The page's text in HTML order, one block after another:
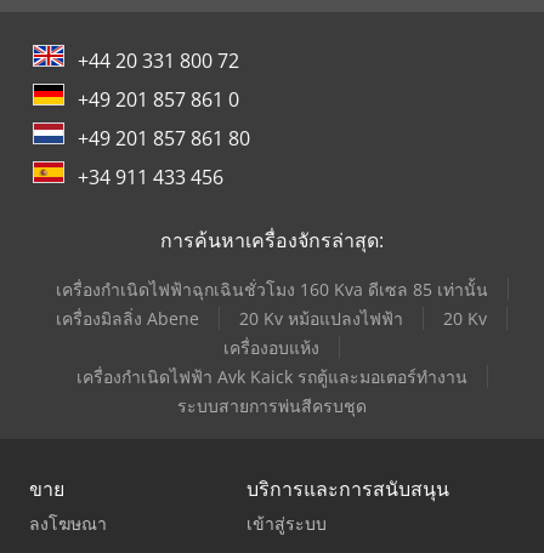
+44 20 331 800 72
+49 201 857 861 0
+49 201 857 861 80
+34 911 433 456
การค้นหาเครื่องจักรล่าสุด:
เครื่องกำเนิดไฟฟ้าฉุกเฉินชั่วโมง 160 Kva ดีเซล 85 เท่านั้น
เครื่องมิลลิ่ง Abene
20 Kv หม้อแปลงไฟฟ้า
20 Kv
เครื่องอบแห้ง
เครื่องกำเนิดไฟฟ้า Avk Kaick รถตู้และมอเตอร์ทำงาน
ระบบสายการพ่นสีครบชุด
ขาย
ลงโฆษณา
บริการและการสนับสนุน
เข้าสู่ระบบ